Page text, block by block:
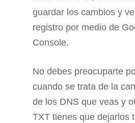
guardar los cambios y
registro por medio de
Console.
No debes preocuparte
cuando se trata de la
de los DNS que veas y
TXT tienes que dejarlos